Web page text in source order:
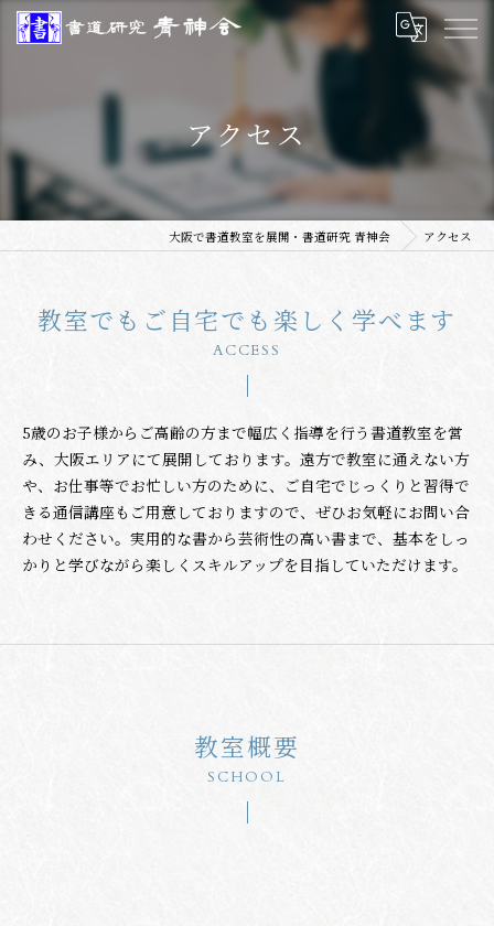
アクセス
大阪で書道教室を展開・書道研究 青神会 アクセス
教室でもご自宅でも楽しく学べます
ACCESS
5歳のお子様からご高齢の方まで幅広く指導を行う書道教室を営
み、大阪エリアにて展開しております。遠方で教室に通えない方
や、お仕事等でお忙しい方のために、ご自宅でじっくりと習得で
きる通信講座もご用意しておりますので、ぜひお気軽にお問い合
わせください。実用的な書から芸術性の高い書まで、基本をしっ
かりと学びながら楽しくスキルアップを目指していただけます。
教室概要
SCHOOL